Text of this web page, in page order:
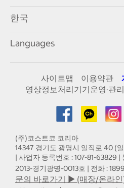
한국
Languages
사이트맵 이용약관
영상정보처리기기운영·관
(주)코스트코 코리아
14347 경기도 광명시 일직로 40 (
| 사업자 등록번호 : 107-81-63829 |
2013-경기광명-0013호 | 전화 :
문의 바로가기 ▶ (매장/온라인